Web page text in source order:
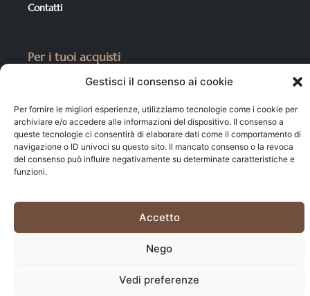
Gestisci il consenso ai cookie
Per fornire le migliori esperienze, utilizziamo tecnologie come i cookie per
archiviare e/o accedere alle informazioni del dispositivo. Il consenso a
queste tecnologie ci consentirà di elaborare dati come il comportamento di
navigazione o ID univoci su questo sito. Il mancato consenso o la revoca
del consenso può influire negativamente su determinate caratteristiche e
funzioni.
Accetto
Nego
Vedi preferenze
Contatti
Per i tuoi acquisti
Catalogo Prodotti
Carrello
Il mio account
©2025 Market del Legno di A. Sechi & C. s.n.c. All rights
reserved. | P.iva 00471830463